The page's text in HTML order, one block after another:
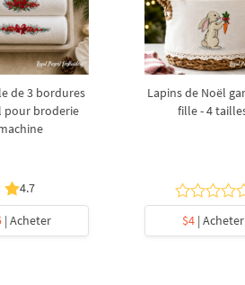
de 3 bordures
pour broderie
4.7
| Acheter
Lapins de Noël
fille - 4
$4| Acheter